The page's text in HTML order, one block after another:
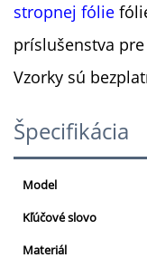
stropnej fólie
príslušenstva pre
Vzorky sú
Špecifikácia
Model
Kľúčové slovo
Materiál